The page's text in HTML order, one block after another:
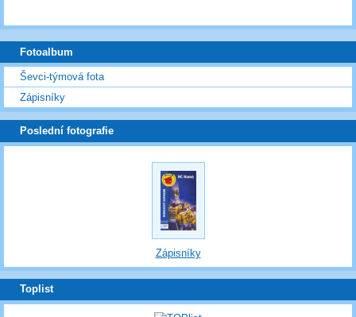
Fotoalbum
Ševci-týmová fota
Zápisníky
Poslední fotografie
Zápisníky
Toplist